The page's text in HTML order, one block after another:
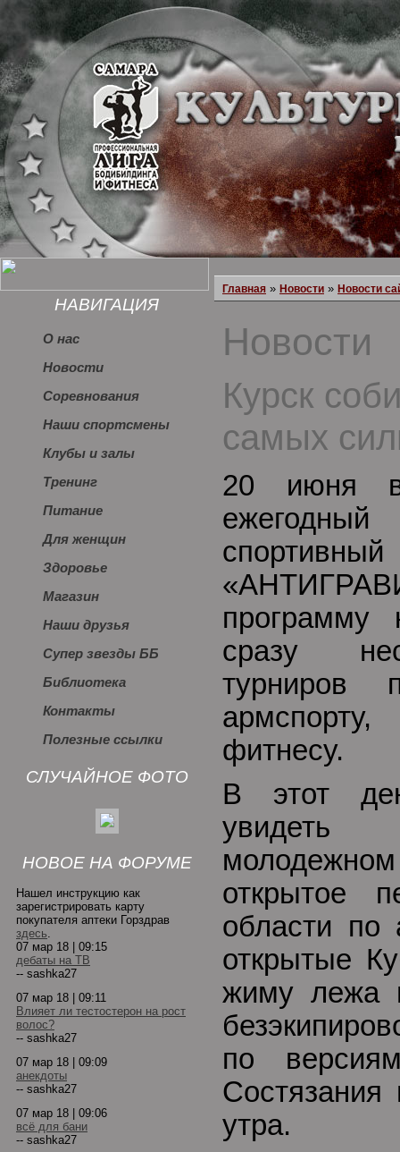
НАВИГАЦИЯ
О нас
Новости
Соревнования
Наши спортсмены
Клубы и залы
Тренинг
Питание
Для женщин
Здоровье
Магазин
Наши друзья
Супер звезды ББ
Библиотека
Контакты
Полезные ссылки
СЛУЧАЙНОЕ ФОТО
НОВОЕ НА ФОРУМЕ
Нашел инструкцию как
зарегистрировать карту
покупателя аптеки Горздрав
здесь.
07 мар 18 | 09:15
дебаты на ТВ
-- sashka27
07 мар 18 | 09:11
Влияет ли тестостерон на рост
волос?
-- sashka27
07 мар 18 | 09:09
анекдоты
-- sashka27
07 мар 18 | 09:06
всё для бани
-- sashka27
Главная » Новости » Новости
Новости
Курск
самых
20 июня в
программу
сразу
турниров
фитнесу.
В этот
открытое
области по
открытые
жиму лежа
по
Состязания
утра.